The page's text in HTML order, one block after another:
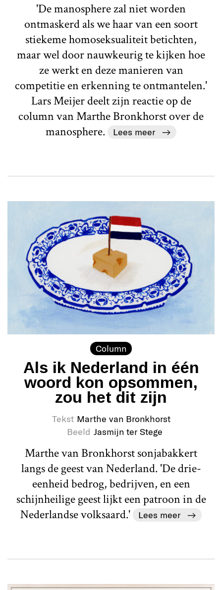
'De manosphere zal niet worden
ontmaskerd als we haar van een soort
stiekeme homoseksualiteit betichten,
maar wel door nauwkeurig te kijken hoe
ze werkt en deze manieren van
competitie en erkenning te ontmantelen.'
Lars Meijer deelt zijn reactie op de
column van Marthe Bronkhorst over de
manosphere.
Lees meer
Column
Als ik Nederland in één
woord kon opsommen,
zou het dit zijn
Tekst Marthe van Bronkhorst
Beeld Jasmijn ter Stege
Marthe van Bronkhorst sonjabakkert
langs de geest van Nederland. 'De drie-
eenheid bedrog, bedrijven, en een
schijnheilige geest lijkt een patroon in de
Nederlandse volksaard.'
Lees meer